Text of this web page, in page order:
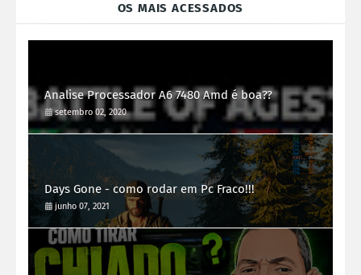
OS MAIS ACESSADOS
Analise Processador A6 7480 Amd é boa??
setembro 02, 2020
Days Gone - como rodar em Pc Fraco!!!
junho 07, 2021